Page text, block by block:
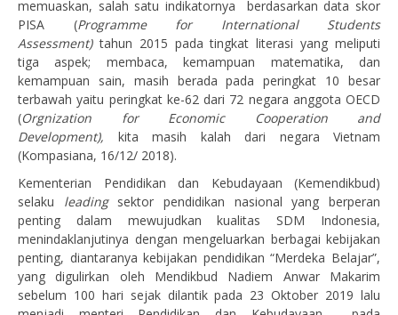
memuaskan, salah satu indikatornya berdasarkan data skor
PISA (Programme for International Students
Assessment)tahun 2015 pada tingkat literasi yang meliputi
tiga aspek; membaca, kemampuan matematika, dan
kemampuan sain, masih berada pada peringkat 10 besar
terbawah yaitu peringkat ke-62 dari 72 negara anggota OECD
(Orgnization for Economic Cooperation and
Development), kita masih kalah dari negara Vietnam
(Kompasiana, 16/12/ 2018).
Kementerian Pendidikan dan Kebudayaan (Kemendikbud)
selaku leading sektor pendidikan nasional yang berperan
penting dalam mewujudkan kualitas SDM Indonesia,
menindaklanjutinya dengan mengeluarkan berbagai kebijakan
penting, diantaranya kebijakan pendidikan “Merdeka Belajar”,
yang digulirkan oleh Mendikbud Nadiem Anwar Makarim
sebelum 100 hari sejak dilantik pada 23 Oktober 2019 lalu